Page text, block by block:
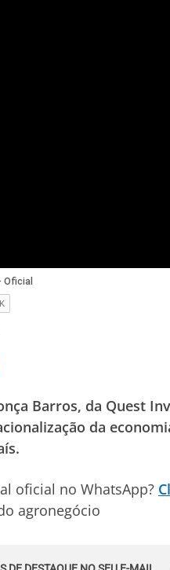
Barros, da Quest
da
oficial no WhatsApp?
agronegócio